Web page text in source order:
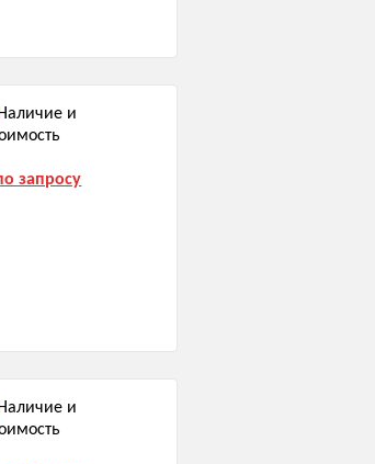
и
запросу
и